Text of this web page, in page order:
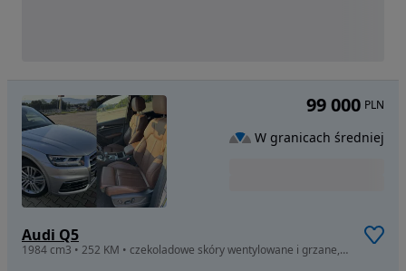
Audi Q5
1984 cm3 • 252 KM • czekoladowe skóry wentylowane i grzane, FULL, cena do negocjacji
99 000 PLN
W granicach średniej